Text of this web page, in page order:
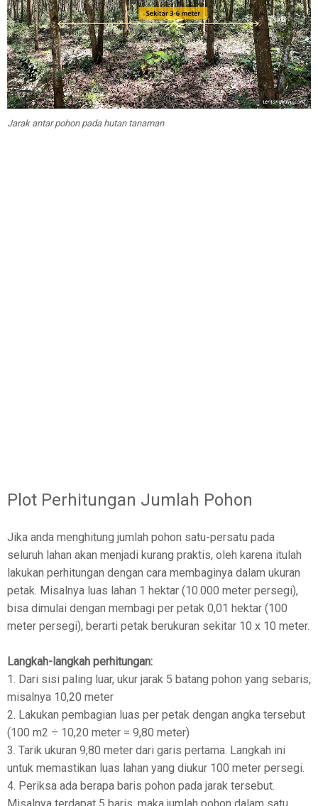
Jarak antar pohon pada hutan tanaman
Plot Perhitungan Jumlah Pohon
Jika anda menghitung jumlah pohon satu-persatu pada
seluruh lahan akan menjadi kurang praktis, oleh karena itulah
lakukan perhitungan dengan cara membaginya dalam ukuran
petak. Misalnya luas lahan 1 hektar (10.000 meter persegi),
bisa dimulai dengan membagi per petak 0,01 hektar (100
meter persegi), berarti petak berukuran sekitar 10 x 10 meter.
Langkah-langkah perhitungan:
1. Dari sisi paling luar, ukur jarak 5 batang pohon yang sebaris,
misalnya 10,20 meter
2. Lakukan pembagian luas per petak dengan angka tersebut
(100 m2 ÷ 10,20 meter = 9,80 meter)
3. Tarik ukuran 9,80 meter dari garis pertama. Langkah ini
untuk memastikan luas lahan yang diukur 100 meter persegi.
4. Periksa ada berapa baris pohon pada jarak tersebut.
Misalnya terdapat 5 baris, maka jumlah pohon dalam satu